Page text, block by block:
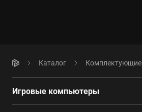
Каталог Комплектующие
Игровые компьютеры